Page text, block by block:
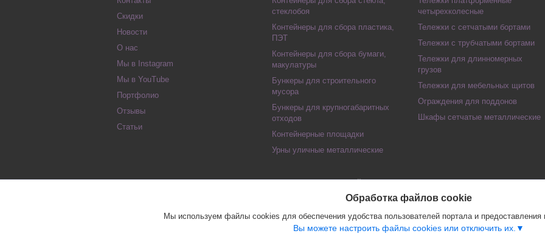
Скидки
Новости
О нас
Мы в Instagram
Мы в YouTube
Портфолио
Отзывы
Статьи
стеклобоя
Контейнеры для сбора пластика,
ПЭТ
Контейнеры для сбора бумаги,
макулатуры
Бункеры для строительного
мусора
Бункеры для крупногабаритных
отходов
Контейнерные площадки
Урны уличные металлические
четырехколесные
Тележки с сетчатыми бортами
Тележки с трубчатыми бортами
Тележки для длинномерных
грузов
Тележки для мебельных щитов
Ограждения для поддонов
Шкафы сетчатые металлические
Сайт создан на платформе Deal.by
Политика обработки файлов cookies
Обработка файлов cookie
Мы используем файлы cookies для обеспечения удобства пользователей портала и предоставления
Вы можете настроить файлы cookies или отключить их.
Частное предприятие "СТО Складской техники" |
Select Language ▼